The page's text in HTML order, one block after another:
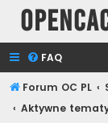
FAQ
Forum OC PL
Aktywne